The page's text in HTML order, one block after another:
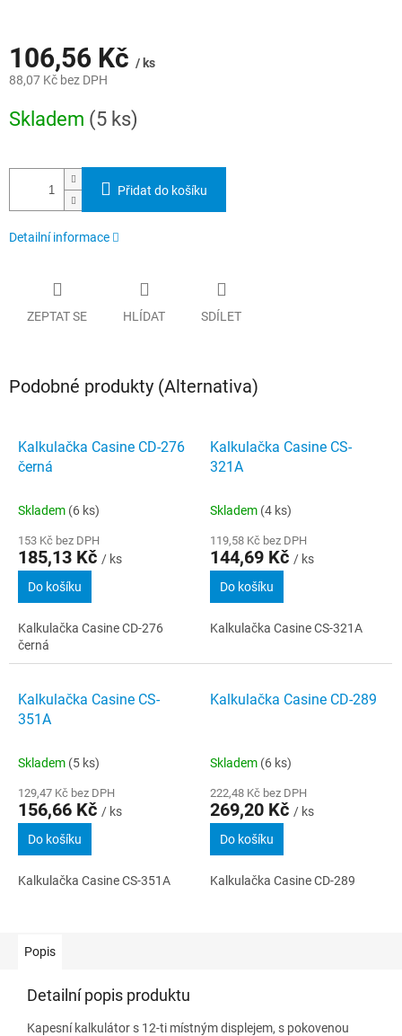
106,56 Kč / ks
88,07 Kč bez DPH
cena:
Skladem (5 ks)
Přidat do košíku
Detailní informace
ZEPTAT SE HLÍDAT SDÍLET
Podobné produkty (Alternativa)
Kalkulačka Casine CD-276
černá
Skladem (6 ks)
153 Kč bez DPH
185,13 Kč / ks
Do košíku
Kalkulačka Casine CD-276
černá
Kalkulačka Casine CS-
321A
Skladem (4 ks)
119,58 Kč bez DPH
144,69 Kč / ks
Do košíku
Kalkulačka Casine CS-321A
Kalkulačka Casine CS-
351A
Skladem (5 ks)
129,47 Kč bez DPH
156,66 Kč / ks
Do košíku
Kalkulačka Casine CS-351A
Kalkulačka Casine CD-289
Skladem (6 ks)
222,48 Kč bez DPH
269,20 Kč / ks
Do košíku
Kalkulačka Casine CD-289
Popis
Detailní popis produktu
Kapesní kalkulátor s 12-ti místným displejem, s pokovenou